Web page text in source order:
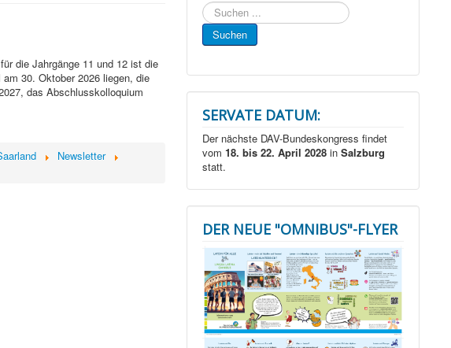
die Jahrgänge 11 und 12 ist die
30. Oktober 2026 liegen, die
das Abschlusskolloquium
Newsletter
Suchen
...
Suchen
SERVATE DATUM:
Der nächste DAV-Bundeskongress findet
vom18. bis 22. April 2028 inSalzburg
statt.
DER NEUE "OMNIBUS"-FLYER